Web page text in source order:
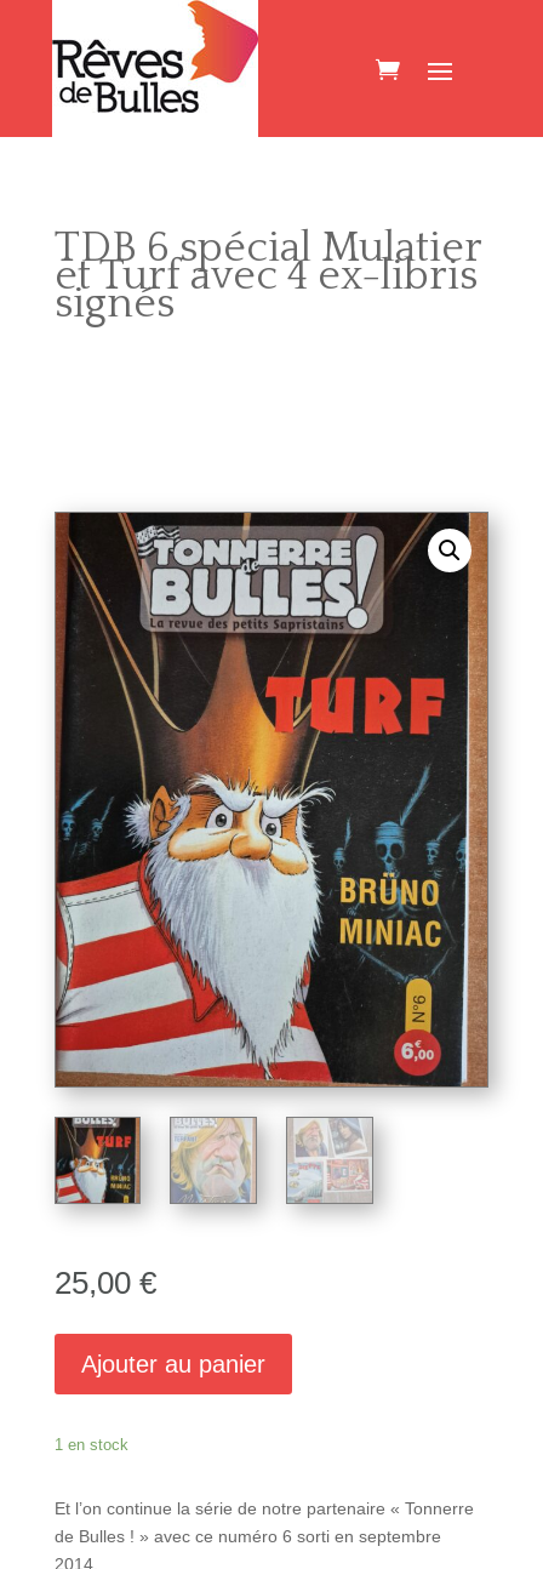
TDB 6 spécial Mulatier
et Turf avec 4 ex-libris
signés
25,00 €
Ajouter au panier
1 en stock
Et l’on continue la série de notre partenaire « Tonnerre
de Bulles ! » avec ce numéro 6 sorti en septembre
2014.